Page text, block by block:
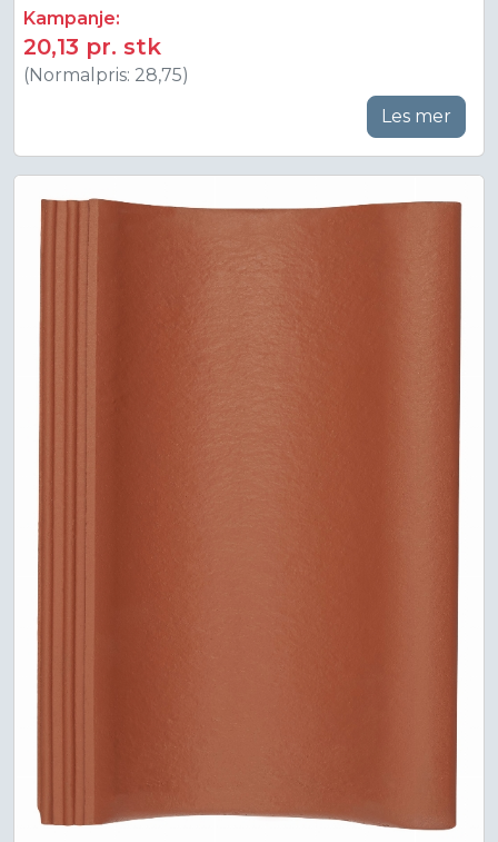
Kampanje:
20,13 pr. stk
(Normalpris: 28,75)
Les mer